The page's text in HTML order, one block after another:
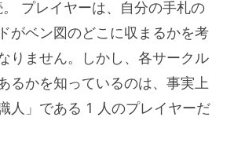
。 プレイヤーは、自分の手札の
がベン図のどこに収まるかを考
りません。しかし、各サークル
るかを知っているのは、事実上
人」である 1 人のプレイヤーだ